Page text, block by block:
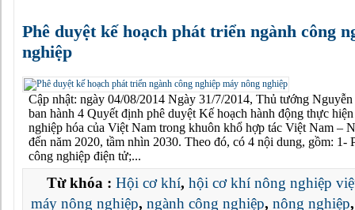
Phê duyệt kế hoạch phát triển ngành công
nghiệp
Cập nhật: ngày 04/08/2014 Ngày 31/7/2014, Thủ tướng
ban hành 4 Quyết định phê duyệt Kế hoạch hành động thực
nghiệp hóa của Việt Nam trong khuôn khổ hợp tác Việt Nam –
đến năm 2020, tầm nhìn 2030. Theo đó, có 4 nội dung, gồm: 1-
công nghiệp điện tử;...
Từ khóa : Hội cơ khí, hội cơ khí nông nghiệp
máy nông nghiệp, ngành công nghiệp, nông nghiệp